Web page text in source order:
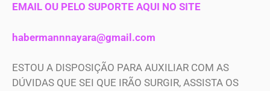
EMAIL OU PELO SUPORTE AQUI NO SITE
habermannnayara@gmail.com
ESTOU A DISPOSIÇÃO PARA AUXILIAR COM AS
DÚVIDAS QUE SEI QUE IRÃO SURGIR, ASSISTA OS